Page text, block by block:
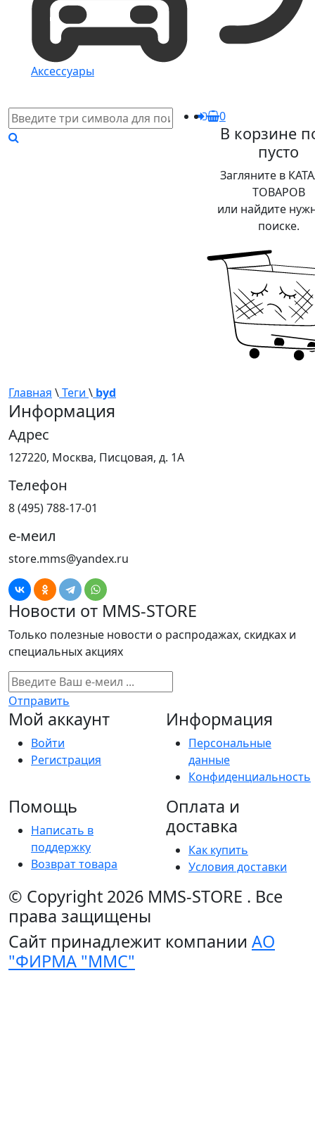
Аксессуары
0
В корзине
пусто
Загляните в
ТОВАРОВ
или найдите
поиске.
Главная \Теги \ byd
Информация
Адрес
127220, Москва, Писцовая, д. 1А
Телефон
8 (495) 788-17-01
е-меил
store.mms@yandex.ru
Новости от MMS-STORE
Только полезные новости о распродажах, скидках и
специальных акциях
Отправить
Мой аккаунт
Войти
Регистрация
Информация
Персональные
данные
Конфиденциальность
Помощь
Написать в
поддержку
Возврат товара
Оплата и
доставка
Как купить
Условия доставки
© Copyright 2026 MMS-STORE . Все
права защищены
Сайт принадлежит компании АО
"ФИРМА "ММС"